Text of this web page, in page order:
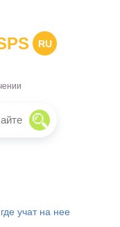
RU
учат на нее